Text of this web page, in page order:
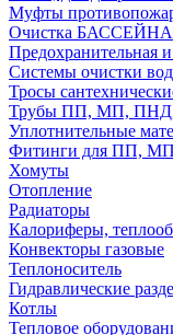
Муфты
Очистка БАССЕЙНА
Предохранительная
Системы очистки
Тросы
Трубы ПП, МП,
Уплотнительные
Фитинги для ПП,
Хомуты
Отопление
Радиаторы
Калориферы,
Конвекторы газовые
Теплоноситель
Гидравлические
Котлы
Тепловое